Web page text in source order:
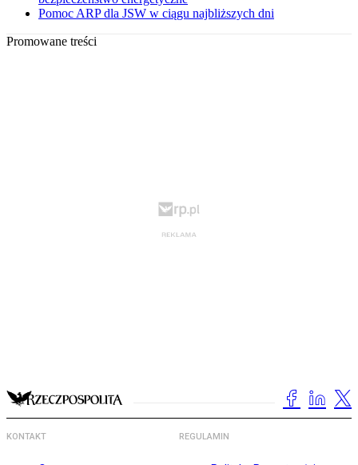
Pomoc ARP dla JSW w ciągu najbliższych dni
Promowane treści
KONTAKT REGULAMIN